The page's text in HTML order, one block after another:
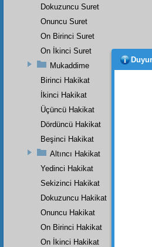
Dokuzuncu Suret
Onuncu Suret
On Birinci Suret
On İkinci Suret
Mukaddime
Birinci Hakikat
İkinci Hakikat
Üçüncü Hakikat
Dördüncü Hakikat
Beşinci Hakikat
Altıncı Hakikat
Yedinci Hakikat
Sekizinci Hakikat
Dokuzuncu Hakikat
Onuncu Hakikat
On Birinci Hakikat
On İkinci Hakikat